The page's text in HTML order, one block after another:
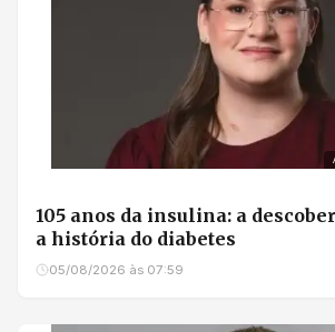
105 anos da insulina: a
a história do diabetes
05/08/2026 às 07:59